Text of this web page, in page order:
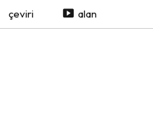
çeviri alan